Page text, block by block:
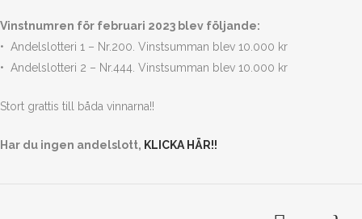
Vinstnumren för februari 2023 blev följande:
• Andelslotteri 1 – Nr.200. Vinstsumman blev 10.000 kr
• Andelslotteri 2 – Nr.444. Vinstsumman blev 10.000 kr
Stort grattis till båda vinnarna!!
Har du ingen andelslott, KLICKA HÄR!!